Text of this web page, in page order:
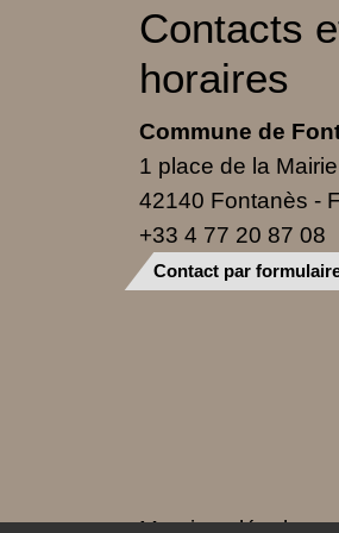
Contacts
horaires
Commune de
1 place de la Mairie
42140 Fontanès -
+33 4 77 20 87 08
Contact par